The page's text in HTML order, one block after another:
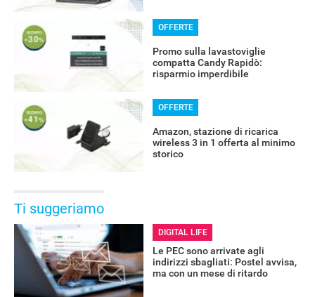
OFFERTE
Promo sulla lavastoviglie
compatta Candy Rapidò:
risparmio imperdibile
OFFERTE
Amazon, stazione di ricarica
wireless 3 in 1 offerta al minimo
storico
Ti suggeriamo
DIGITAL LIFE
Le PEC sono arrivate agli
indirizzi sbagliati: Postel avvisa,
ma con un mese di ritardo